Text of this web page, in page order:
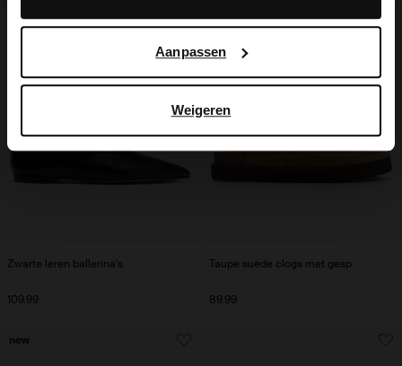
hoe Google uw persoonsgegevens gebruikt, vindt u op
Aanpassen
Weigeren
Zwarte leren ballerina's
109.99
Taupe suède clogs met gesp
89.99
new